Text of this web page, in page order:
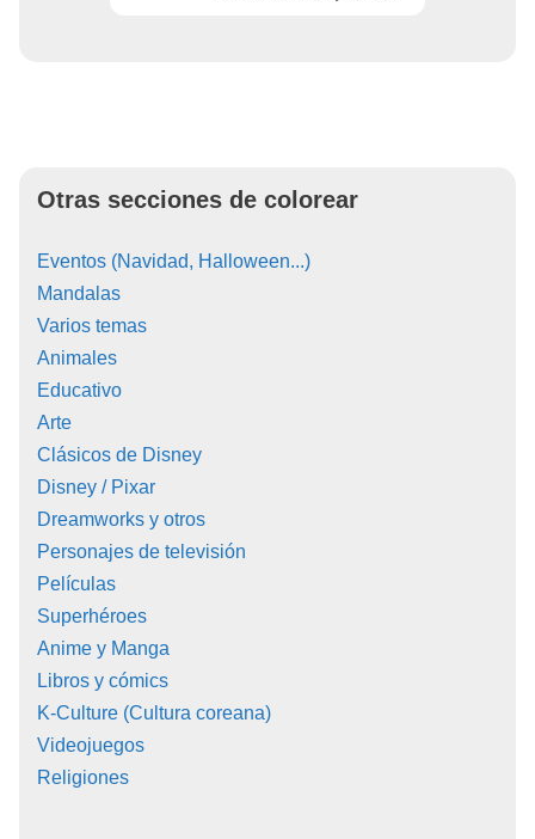
Otras secciones de colorear
Eventos (Navidad, Halloween...)
Mandalas
Varios temas
Animales
Educativo
Arte
Clásicos de Disney
Disney / Pixar
Dreamworks y otros
Personajes de televisión
Películas
Superhéroes
Anime y Manga
Libros y cómics
K-Culture (Cultura coreana)
Videojuegos
Religiones